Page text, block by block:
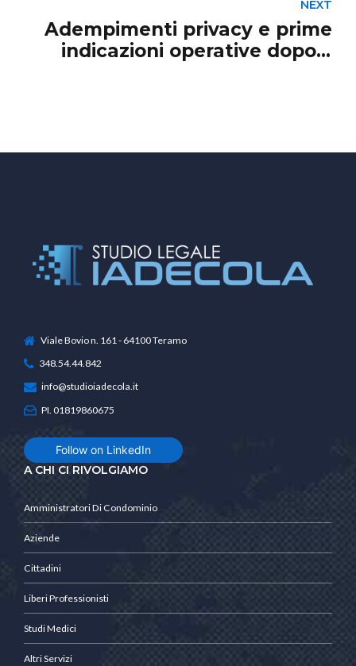
NEXT
Adempimenti privacy e prime
indicazioni operative dopo il
Viale Bovio n. 161 - 64100 Teramo
348.54.44.842
info@studioiadecola.it
PI. 01819860675
Follow on LinkedIn
A CHI CI RIVOLGIAMO
Amministratori Di Condominio
Aziende
Cittadini
Liberi Professionisti
Studi Medici
Altri Servizi